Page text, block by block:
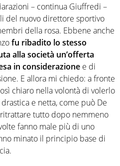
– continua Giuffredi –
del nuovo direttore sportivo
della rosa. Ebbene anche
fu ribadito lo stesso
alla società un’offerta
in considerazione e di
E allora mi chiedo: a fronte
chiaro nella volontà di volerlo
e netta, come può De
tutto dopo nemmeno
fanno male più di uno
minato il principio base di